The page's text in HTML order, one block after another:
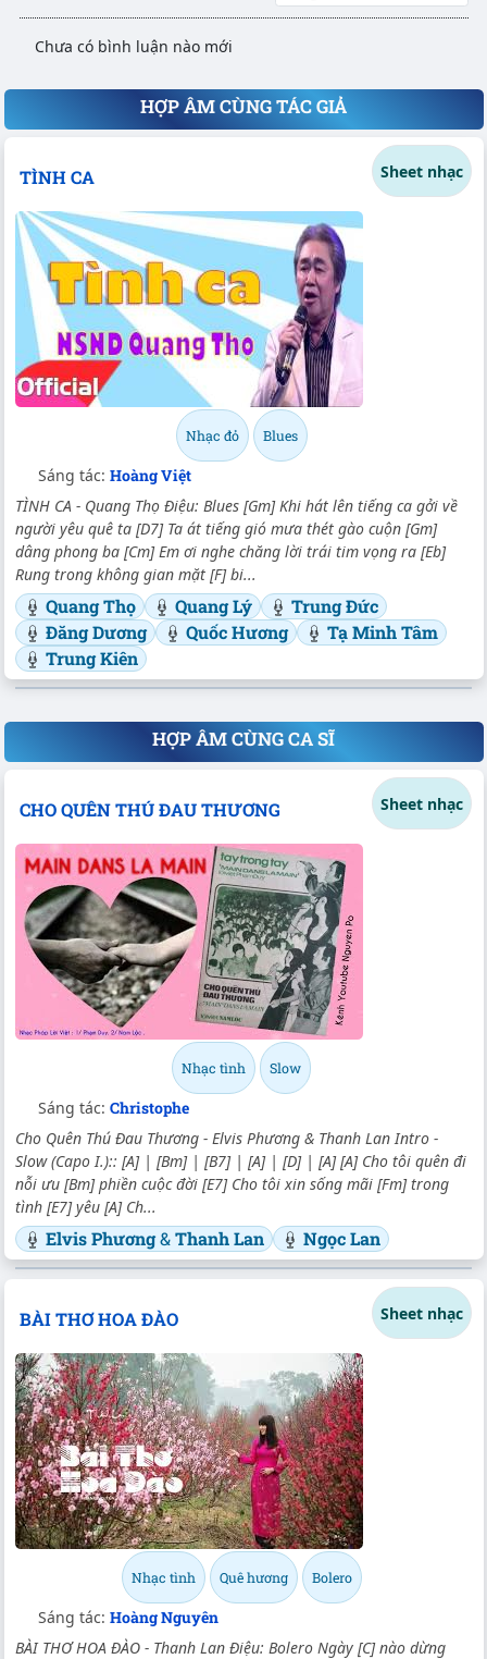
Chưa có bình luận nào mới
HỢP ÂM CÙNG TÁC GIẢ
TÌNH CA Sheet nhạc
Nhạc đỏ Blues
Sáng tác: Hoàng Việt
TÌNH CA - Quang Thọ Điệu: Blues [Gm] Khi hát lên tiếng ca gởi về
người yêu quê ta [D7] Ta át tiếng gió mưa thét gào cuộn [Gm]
dâng phong ba [Cm] Em ơi nghe chăng lời trái tim vọng ra [Eb]
Rung trong không gian mặt [F] bi...
Quang Thọ Quang Lý
Trung Đức
Đăng Dương
Quốc Hương
Tạ Minh Tâm
Trung Kiên
HỢP ÂM CÙNG CA SĨ
CHO QUÊN THÚ ĐAU THƯƠNG Sheet nhạc
Nhạc tình Slow
Sáng tác: Christophe
Cho Quên Thú Đau Thương - Elvis Phương & Thanh Lan Intro -
Slow (Capo I.):: [A] | [Bm] | [B7] | [A] | [D] | [A] [A] Cho tôi quên đi
nỗi ưu [Bm] phiền cuộc đời [E7] Cho tôi xin sống mãi [Fm] trong
tình [E7] yêu [A] Ch...
Elvis Phương&Thanh Lan Ngọc Lan
BÀI THƠ HOA ĐÀO Sheet nhạc
Nhạc tình Quê hương Bolero
Sáng tác: Hoàng Nguyên
BÀI THƠ HOA ĐÀO - Thanh Lan Điệu: Bolero Ngày [C] nào dừng